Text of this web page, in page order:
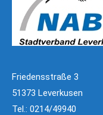
Friedensstraße 3
51373 Leverkusen
Tel.: 0214/49940